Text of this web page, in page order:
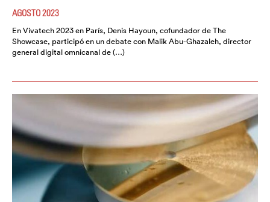
AGOSTO 2023
En Vivatech 2023 en París, Denis Hayoun, cofundador de The
Showcase, participó en un debate con Malik Abu-Ghazaleh, director
general digital omnicanal de (…)